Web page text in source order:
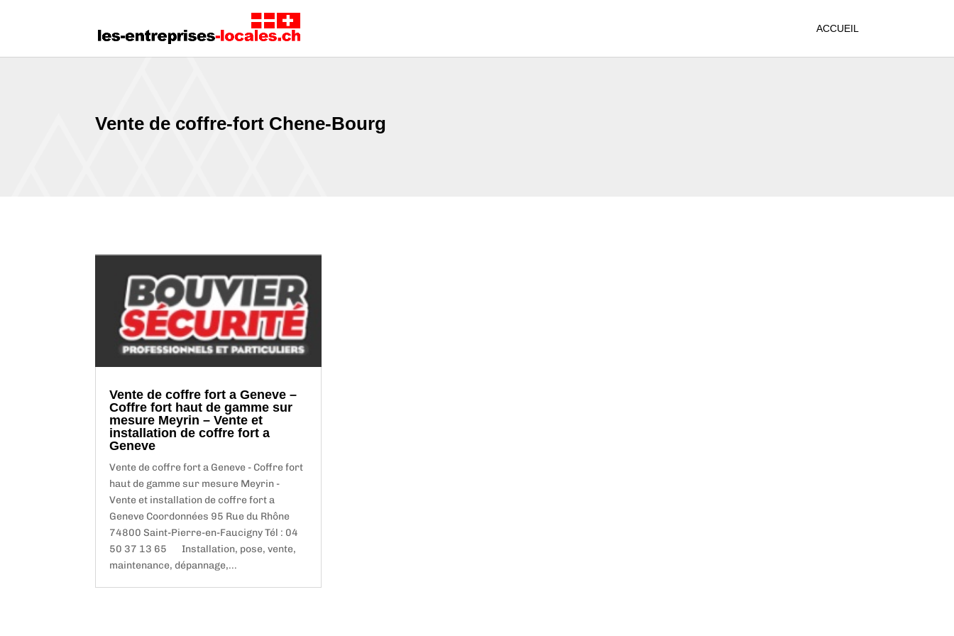
ACCUEIL
Vente de coffre-fort Chene-Bourg
Vente de coffre fort a Geneve –
Coffre fort haut de gamme sur
mesure Meyrin – Vente et
installation de coffre fort a
Geneve
Vente de coffre fort a Geneve - Coffre fort
haut de gamme sur mesure Meyrin -
Vente et installation de coffre fort a
Geneve Coordonnées 95 Rue du Rhône
74800 Saint-Pierre-en-Faucigny Tél : 04
50 37 13 65 Installation, pose, vente,
maintenance, dépannage,...